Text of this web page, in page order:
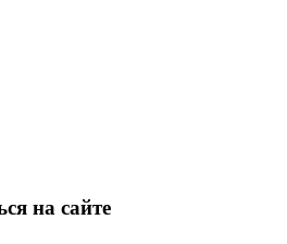
на сайте